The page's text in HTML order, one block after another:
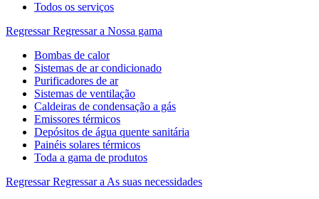
Todos os serviços
Regressar Regressar a Nossa gama
Bombas de calor
Sistemas de ar condicionado
Purificadores de ar
Sistemas de ventilação
Caldeiras de condensação a gás
Emissores térmicos
Depósitos de água quente sanitária
Painéis solares térmicos
Toda a gama de produtos
Regressar Regressar a As suas necessidades